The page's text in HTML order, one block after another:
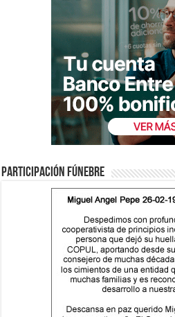
Participación fúnebre